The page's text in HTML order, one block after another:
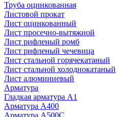
Труба оцинкованная
Листовой прокат
Лист оцинкованный
Лист просечно-вытяжной
Лист рифленый ромб
Лист рифленый чечевица
Лист стальной горячекатаный
Лист стальной холоднокатаный
Лист алюминиевый
Арматура
Гладкая арматура А1
Арматура А400
Арматура A500C